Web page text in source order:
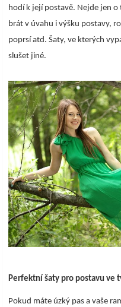
hodí k její postavě. Nejde jen
brát v úvahu i výšku postavy,
poprsí atd. Šaty, ve kterých
slušet jiné.
Perfektní šaty pro postavu ve
Pokud máte úzký pas a vaše